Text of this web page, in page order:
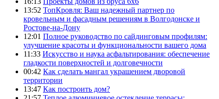
13:52 ТопКровля: Ваш надежный партнер по
кровельным и фасадным решениям в Волгодонске и
Ростове-на-Дону
12:01 Полное руководство по сайдинговым профилям:
улучшение красоты и функциональности вашего дома
11:33 Искусство и наука асфальтирования: обеспечение
гладкости поверхностей и долговечности
00:42 Как сделать мангал украшением дворовой
территории
13:47 Как построить дом?